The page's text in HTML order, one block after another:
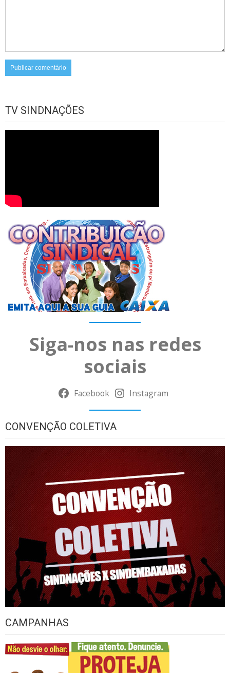
TV SINDNAÇÕES
Siga-nos nas redes
sociais
Facebook Instagram
CONVENÇÃO COLETIVA
CAMPANHAS